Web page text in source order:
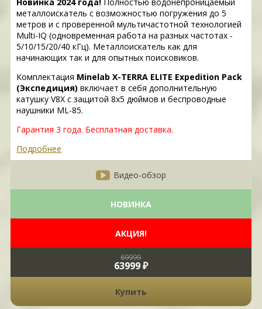
металлоискатель с возможностью погружения до 5
метров и с проверенной мультичастотной технологией
Multi-IQ (одновременная работа на разных частотах -
5/10/15/20/40 кГц). Металлоискатель как для
начинающих так и для опытных поисковиков.
Комплектация Minelab X-TERRA ELITE Expedition Pack
(Экспедиция) включает в себя дополнительную
катушку V8X с защитой 8х5 дюймов и беспроводные
наушники ML-85.
Гарантия 3 года. Бесплатная доставка.
Подробнее
Видео-обзор
НОВИНКА
АКЦИЯ!
69999
63999 ₽
Купить